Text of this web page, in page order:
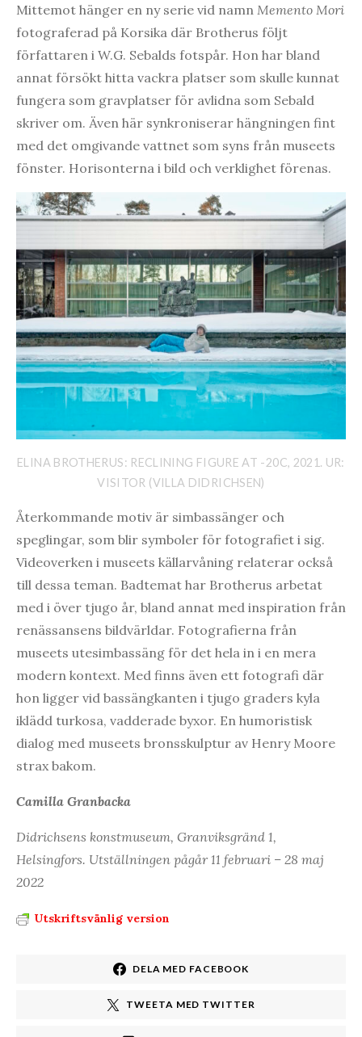
Mittemot hänger en ny serie vid namn Memento Mori
fotograferad på Korsika där Brotherus följt
författaren i W.G. Sebalds fotspår. Hon har bland
annat försökt hitta vackra platser som skulle kunnat
fungera som gravplatser för avlidna som Sebald
skriver om. Även här synkroniserar hängningen fint
med det omgivande vattnet som syns från museets
fönster. Horisonterna i bild och verklighet förenas.
ELINA BROTHERUS: RECLINING FIGURE AT -20C, 2021. UR:
VISITOR (VILLA DIDRICHSEN)
Återkommande motiv är simbassänger och
speglingar, som blir symboler för fotografiet i sig.
Videoverken i museets källarvåning relaterar också
till dessa teman. Badtemat har Brotherus arbetat
med i över tjugo år, bland annat med inspiration från
renässansens bildvärldar. Fotografierna från
museets utesimbassäng för det hela in i en mera
modern kontext. Med finns även ett fotografi där
hon ligger vid bassängkanten i tjugo graders kyla
iklädd turkosa, vadderade byxor. En humoristisk
dialog med museets bronsskulptur av Henry Moore
strax bakom.
Camilla Granbacka
Didrichsens konstmuseum, Granviksgränd 1,
Helsingfors. Utställningen pågår 11 februari – 28 maj
2022
Utskriftsvänlig version
DELA MED FACEBOOK
TWEETA MED TWITTER